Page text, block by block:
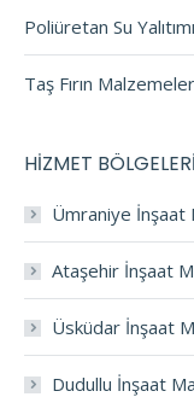
Poliüretan Su Yalıtımı
Taş Fırın
HİZMET
Ümraniye İnşaat
Ataşehir İnşaat
Üsküdar İnşaat
Dudullu İnşaat